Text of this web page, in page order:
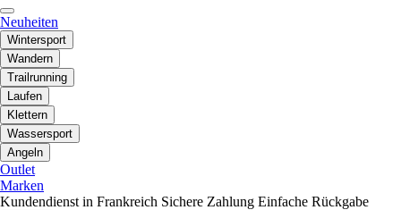
Neuheiten
Wintersport
Wandern
Trailrunning
Laufen
Klettern
Wassersport
Angeln
Outlet
Marken
Kundendienst in Frankreich Sichere Zahlung Einfache Rückgabe